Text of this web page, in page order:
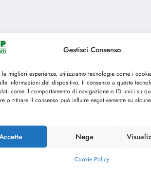
Gestisci Consenso
le migliori esperienze, utilizziamo tecnologie come i
informazioni del dispositivo. Il consenso a queste
come il comportamento di navigazione o ID unici su
o ritirare il consenso può influire negativamente su
Nega
Cookie Policy
YOUTUBE
03029350109